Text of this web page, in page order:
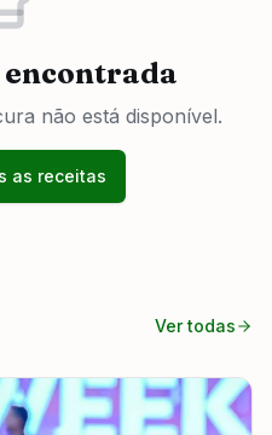
encontrada
não está disponível.
as receitas
Ver todas